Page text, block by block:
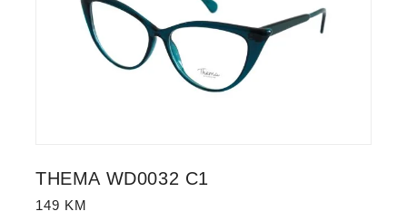
THEMA WD0032 C1
149 KM